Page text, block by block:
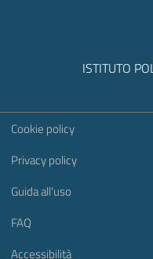
ISTITUTO
Sezione Link
Cookie policy
Privacy policy
Guida all'uso
FAQ
Accessibilità